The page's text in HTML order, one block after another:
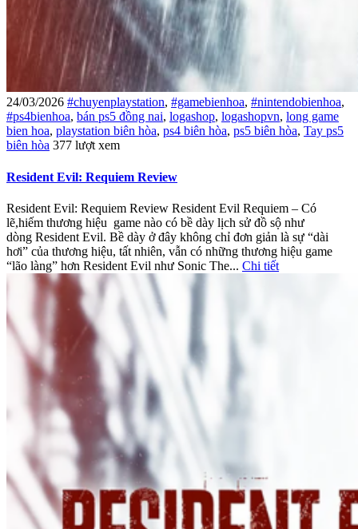
24/03/2026 #chuyenplaystation, #gamebienhoa, #nintendobienhoa,
#ps4bienhoa, bán ps5 đồng nai, logashop, logashopvn, long game
bien hoa, playstation biên hòa, ps4 biên hòa, ps5 biên hòa, Tay ps5
biên hòa 377 lượt xem
Resident Evil: Requiem Review
Resident Evil: Requiem Review Resident Evil Requiem – Có
lẽ,hiếm thương hiệu game nào có bề dày lịch sử đồ sộ như
dòng Resident Evil. Bề dày ở đây không chỉ đơn giản là sự “dài
hơi” của thương hiệu, tất nhiên, vẫn có những thương hiệu game
“lão làng” hơn Resident Evil như Sonic The... Chi tiết